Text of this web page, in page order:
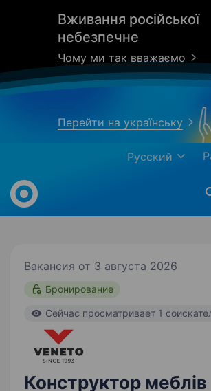
Вживання російської
небезпечне
Чому ми так вважаємо
Перейти на українську
Русский
Work.ua
Вакансия от 3 августа 2026
Бронирование
Cейчас просматривает 1
Конструктор меблів